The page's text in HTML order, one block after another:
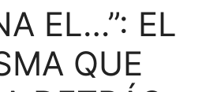
EL…”: EL
QUE